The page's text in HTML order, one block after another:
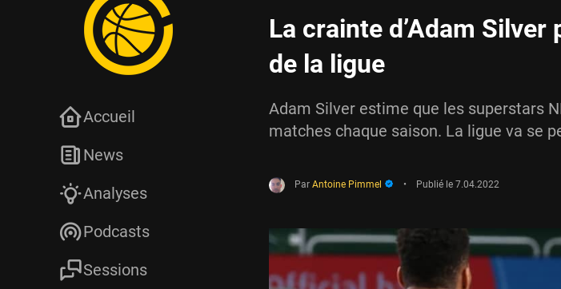
La crainte d’Adam
de la ligue
Adam Silver estime que les superstars
matches chaque saison. La ligue va se
Par Antoine Pimmel • Publié le 7.04.2022
Accueil
News
Analyses
Podcasts
Sessions